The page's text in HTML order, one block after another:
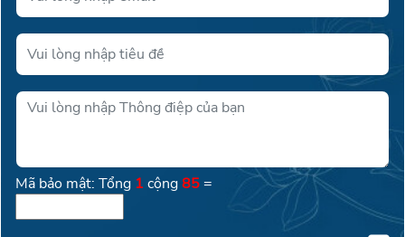
Mã bảo mật: Tổng 1 cộng85=